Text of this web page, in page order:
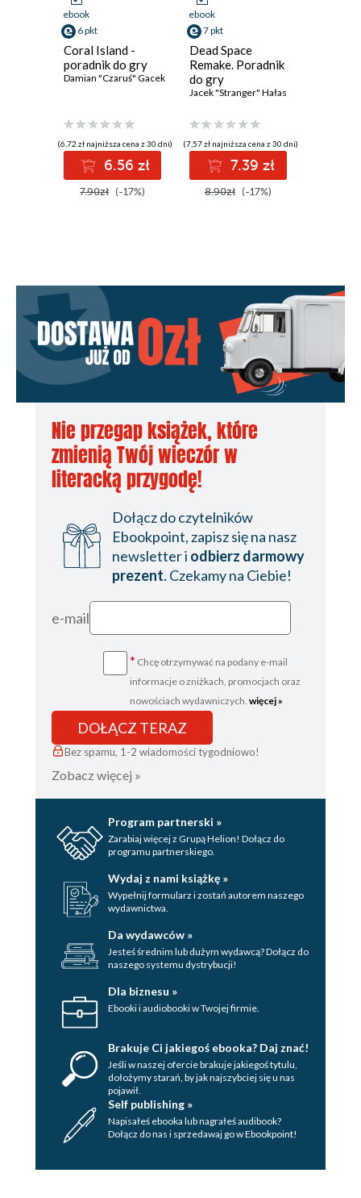
ebook
6 pkt
Coral Island -
poradnik do gry
Damian "Czaruś" Gacek
(6,72 zł najniższa cena z 30 dni)
6.56 zł
7.90zł (-17%)
ebook
7 pkt
Dead Space
Remake. Poradnik
do gry
Jacek "Stranger" Hałas
(7,57 zł najniższa cena z 30 dni)
7.39 zł
8.90zł (-17%)
Nie przegap książek, które
zmienią Twój wieczór w
literacką przygodę!
Dołącz do czytelników
Ebookpoint, zapisz się na nasz
newsletter i odbierz darmowy
prezent. Czekamy na Ciebie!
e-mail
* Chcę otrzymywać na podany e-mail
informacje o zniżkach, promocjach oraz
nowościach wydawniczych. więcej »
DOŁĄCZ TERAZ
Bez spamu, 1-2 wiadomości tygodniowo!
Zobacz więcej »
Program partnerski »
Zarabiaj więcej z Grupą Helion! Dołącz do
programu partnerskiego.
Wydaj z nami książkę »
Wypełnij formularz i zostań autorem naszego
wydawnictwa.
Da wydawców »
Jesteś średnim lub dużym wydawcą? Dołącz do
naszego systemu dystrybucji!
Dla biznesu »
Ebooki i audiobooki w Twojej firmie.
Brakuje Ci jakiegoś ebooka? Daj znać!
Jeśli w naszej ofercie brakuje jakiegoś tytulu,
dołożymy starań, by jak najszybciej się u nas
pojawił.
Self publishing »
Napisałeś ebooka lub nagrałeś audibook?
Dołącz do nas i sprzedawaj go w Ebookpoint!